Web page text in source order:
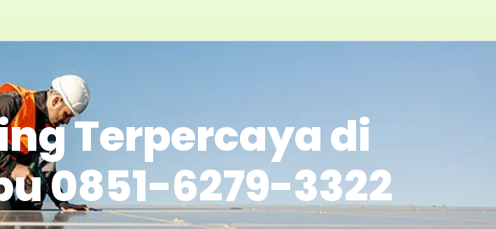
Terpercaya di
0851-6279-3322